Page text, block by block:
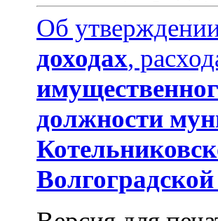
Об
доходах,
должности